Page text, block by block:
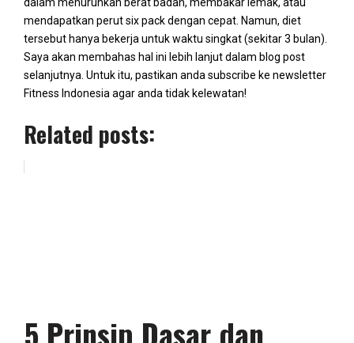
mendapatkan perut six pack dengan cepat. Namun, diet
tersebut hanya bekerja untuk waktu singkat (sekitar 3 bulan).
Saya akan membahas hal ini lebih lanjut dalam blog post
selanjutnya. Untuk itu, pastikan anda subscribe ke newsletter
Fitness Indonesia agar anda tidak kelewatan!
Related posts:
5 Prinsip Dasar dan